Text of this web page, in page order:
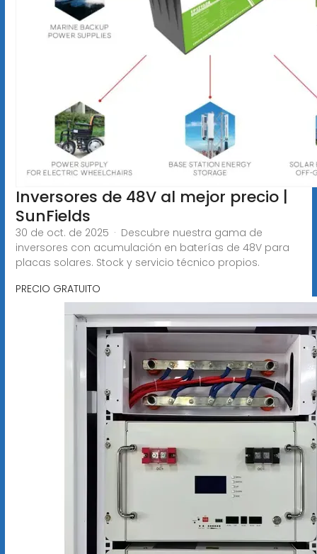
Inversores de 48V al mejor precio |
SunFields
30 de oct. de 2025 · Descubre nuestra gama de
inversores con acumulación en baterías de 48V para
placas solares. Stock y servicio técnico propios.
PRECIO GRATUITO